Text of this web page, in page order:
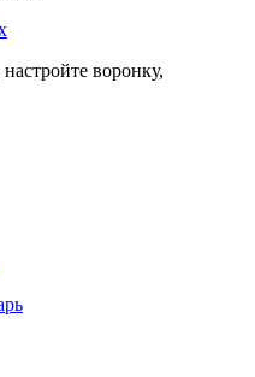
воронку,